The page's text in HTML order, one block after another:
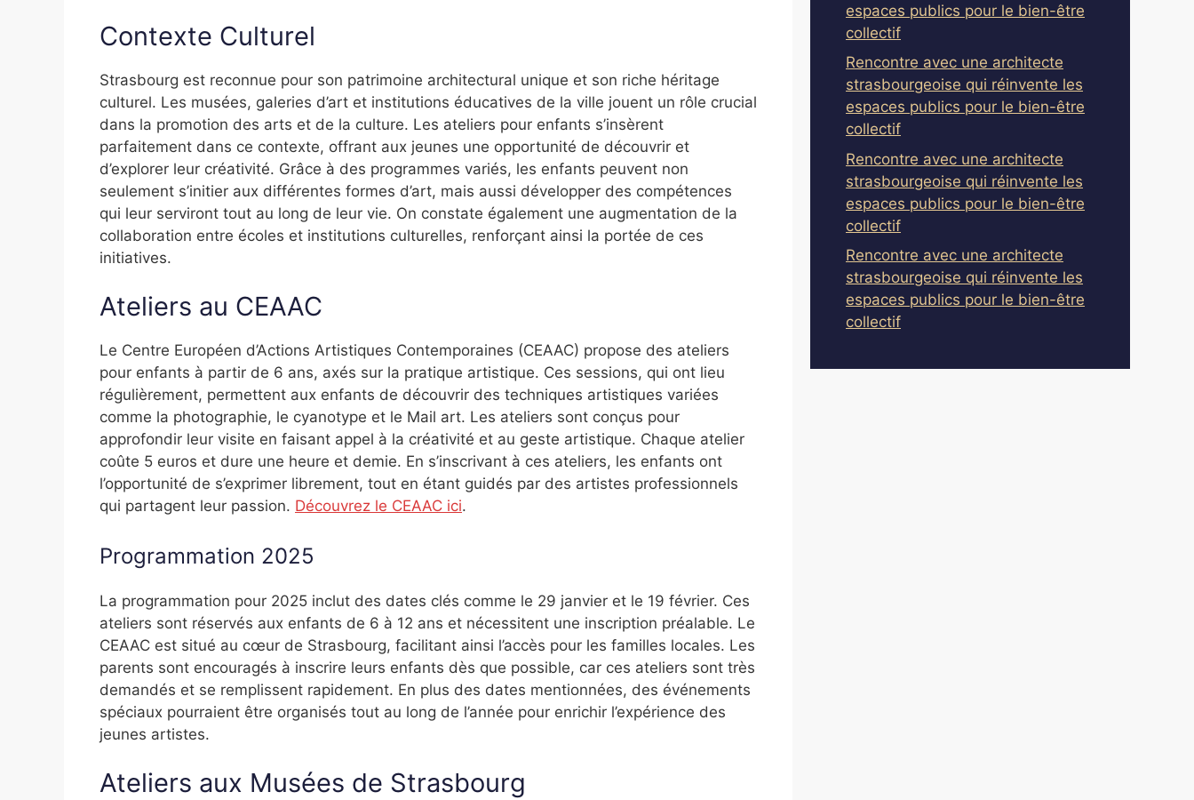
Contexte Culturel
Strasbourg est reconnue pour son patrimoine architectural unique et son riche héritage
culturel. Les musées, galeries d’art et institutions éducatives de la ville jouent un rôle crucial
dans la promotion des arts et de la culture. Les ateliers pour enfants s’insèrent
parfaitement dans ce contexte, offrant aux jeunes une opportunité de découvrir et
d’explorer leur créativité. Grâce à des programmes variés, les enfants peuvent non
seulement s’initier aux différentes formes d’art, mais aussi développer des compétences
qui leur serviront tout au long de leur vie. On constate également une augmentation de la
collaboration entre écoles et institutions culturelles, renforçant ainsi la portée de ces
initiatives.
Ateliers au CEAAC
Le Centre Européen d’Actions Artistiques Contemporaines (CEAAC) propose des ateliers
pour enfants à partir de 6 ans, axés sur la pratique artistique. Ces sessions, qui ont lieu
régulièrement, permettent aux enfants de découvrir des techniques artistiques variées
comme la photographie, le cyanotype et le Mail art. Les ateliers sont conçus pour
approfondir leur visite en faisant appel à la créativité et au geste artistique. Chaque atelier
coûte 5 euros et dure une heure et demie. En s’inscrivant à ces ateliers, les enfants ont
l’opportunité de s’exprimer librement, tout en étant guidés par des artistes professionnels
qui partagent leur passion. Découvrez le CEAAC ici.
Programmation 2025
La programmation pour 2025 inclut des dates clés comme le 29 janvier et le 19 février. Ces
ateliers sont réservés aux enfants de 6 à 12 ans et nécessitent une inscription préalable. Le
CEAAC est situé au cœur de Strasbourg, facilitant ainsi l’accès pour les familles locales. Les
parents sont encouragés à inscrire leurs enfants dès que possible, car ces ateliers sont très
demandés et se remplissent rapidement. En plus des dates mentionnées, des événements
spéciaux pourraient être organisés tout au long de l’année pour enrichir l’expérience des
jeunes artistes.
Ateliers aux Musées de Strasbourg
espaces publics pour le bien-être
collectif
Rencontre avec une architecte
strasbourgeoise qui réinvente les
espaces publics pour le bien-être
collectif
Rencontre avec une architecte
strasbourgeoise qui réinvente les
espaces publics pour le bien-être
collectif
Rencontre avec une architecte
strasbourgeoise qui réinvente les
espaces publics pour le bien-être
collectif